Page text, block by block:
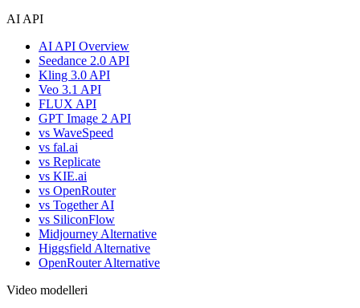
AI API
AI API Overview
Seedance 2.0 API
Kling 3.0 API
Veo 3.1 API
FLUX API
GPT Image 2 API
vs WaveSpeed
vs fal.ai
vs Replicate
vs KIE.ai
vs OpenRouter
vs Together AI
vs SiliconFlow
Midjourney Alternative
Higgsfield Alternative
OpenRouter Alternative
Video modelleri